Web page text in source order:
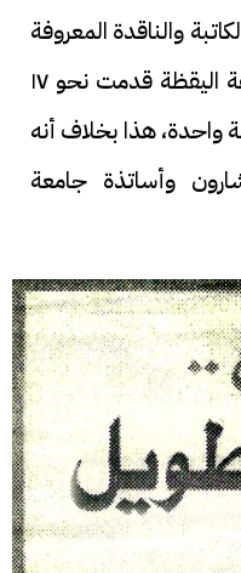
والناقدة المعروفة
ناهد صلاح وللعلم فإن مجموعة اليقظة قدمت نحو ١٧
هذا بخلاف أنه
وأساتذة جامعة